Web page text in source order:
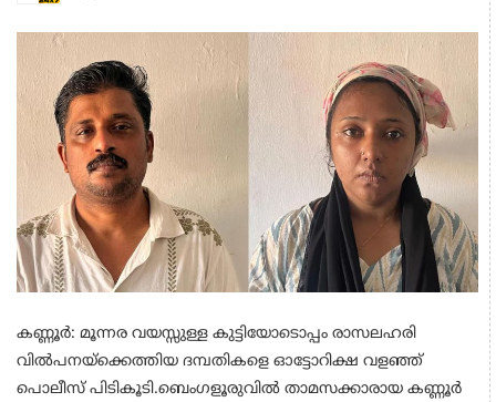
കണ്ണൂർ: മൂന്നര വയസ്സുള്ള കുട്ടിയോടൊപ്പം രാസലഹരി
വിൽപനയ്ക്കെത്തിയ ദമ്പതികളെ ഓട്ടോറിക്ഷ വളഞ്ഞ്
പൊലീസ് പിടികൂടി.ബെംഗളൂരുവിൽ താമസക്കാരായ കണ്ണൂർ